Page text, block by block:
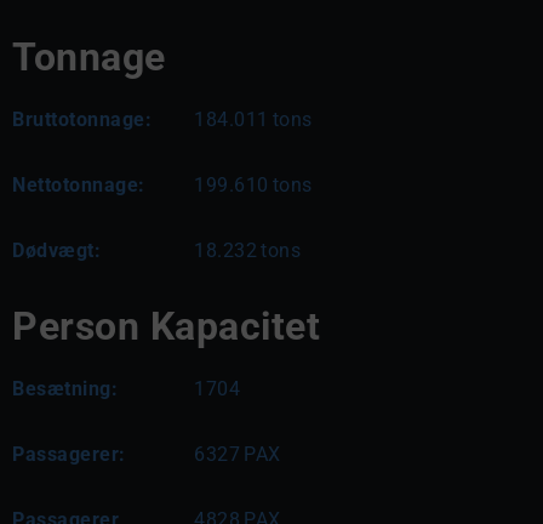
Tonnage
Bruttotonnage: 184.011 tons
Nettotonnage: 199.610 tons
Dødvægt: 18.232 tons
Person Kapacitet
Besætning: 1704
Passagerer: 6327 PAX
Passagerer
4828 PAX